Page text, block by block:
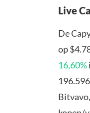
Live
De
op
16,60%